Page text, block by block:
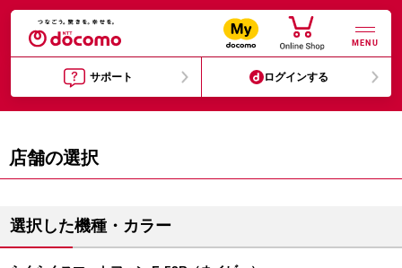
MENU
サポート ログインする
店舗の選択
選択した機種・カラー